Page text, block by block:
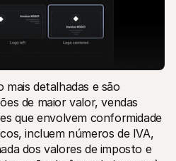
detalhadas e são
de maior valor, vendas
que envolvem conformidade
incluem números de IVA,
dos valores de imposto e